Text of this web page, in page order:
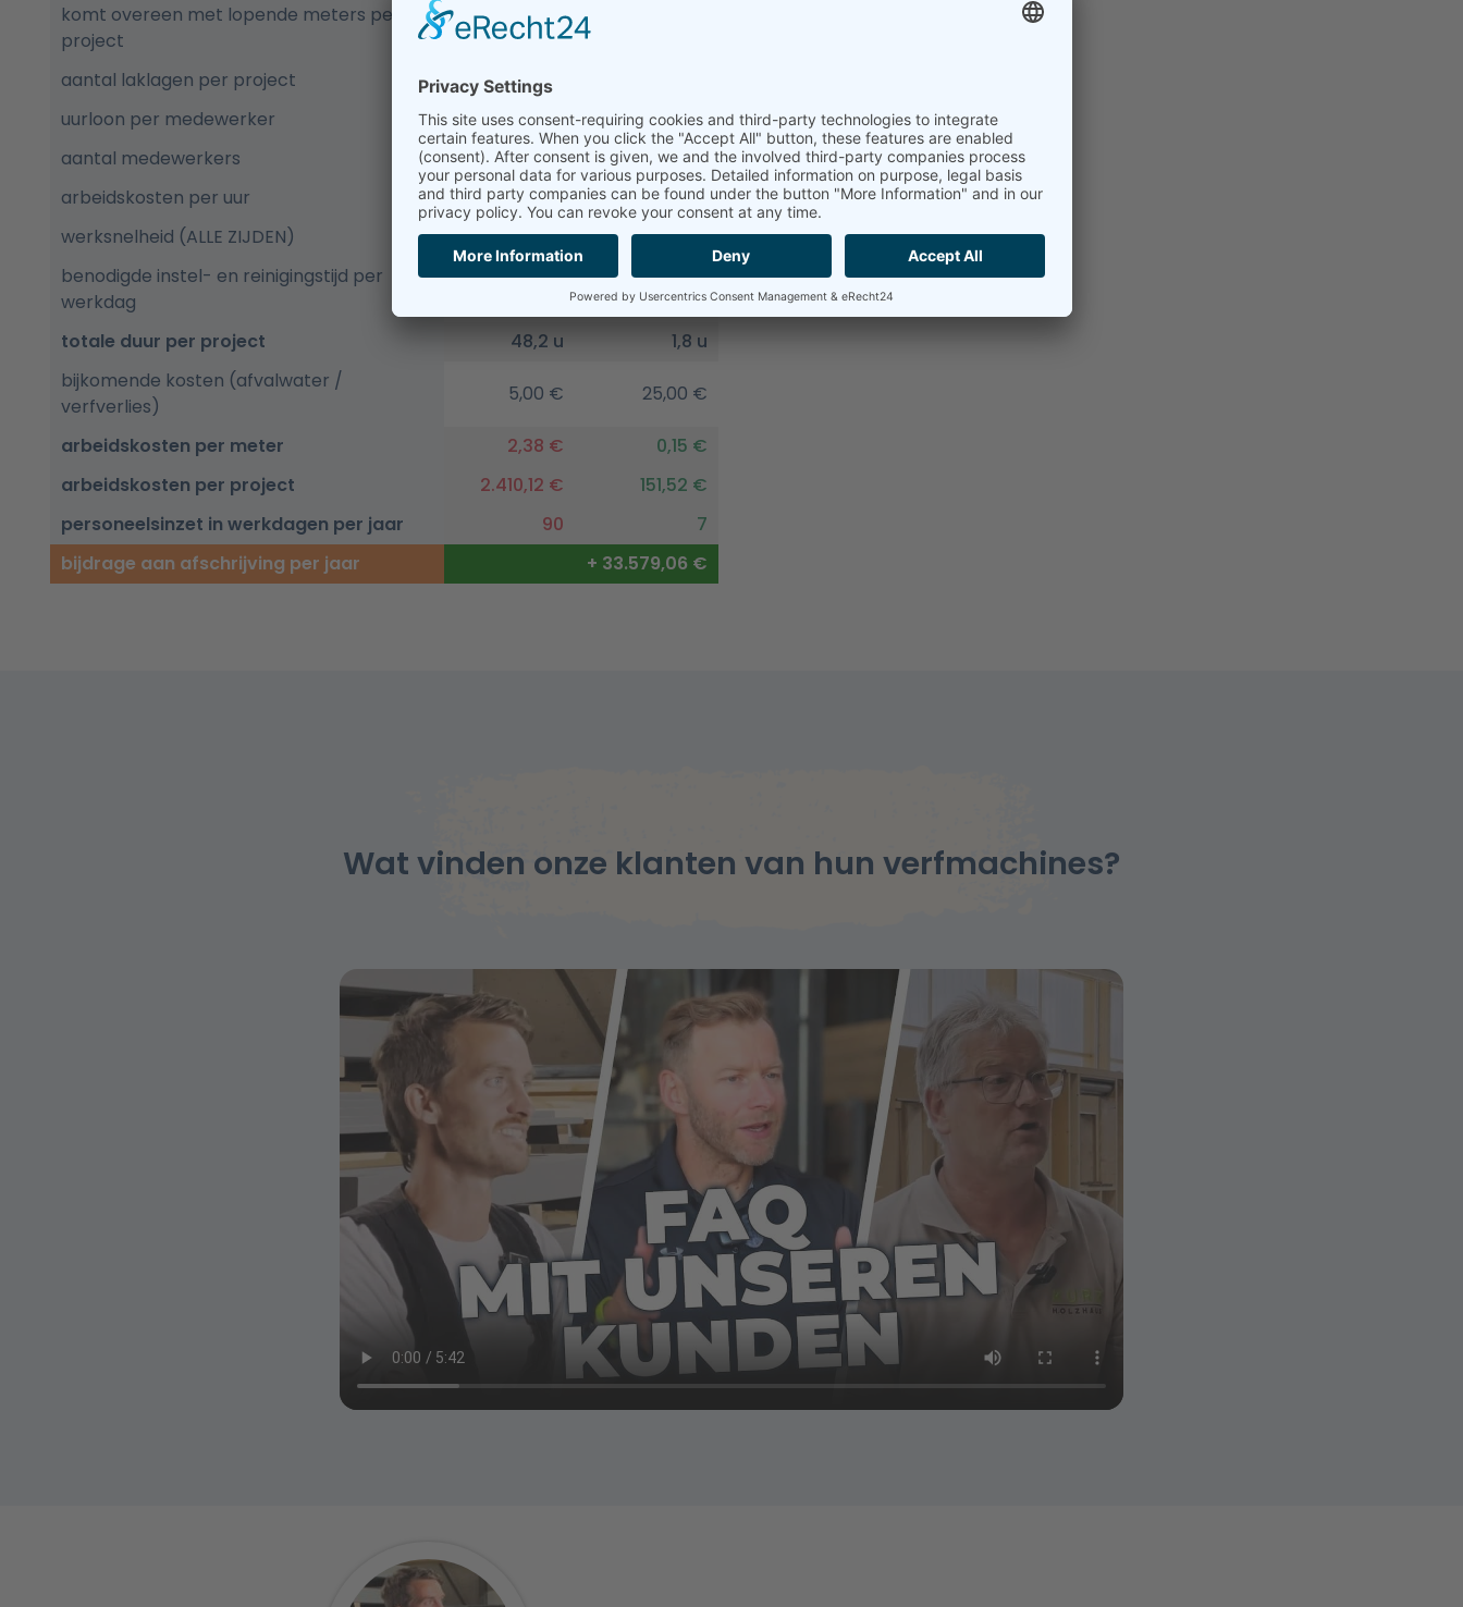
komt overeen met lopende meters per
project
1.000 lopende meter
aantal laklagen per project
uurloon per medewerker
50,00 €
aantal medewerkers
1
3
arbeidskosten per uur
50,00 €
150,00 €
werksnelheid (ALLE ZIJDEN)
0,7 m/min
33,0 m/min
benodigde instel- en reinigingstijd per
werkdag
50 min
totale duur per project 48,2 u
1,8 u
bijkomende kosten (afvalwater /
verfverlies)
5,00 € 25,00 €
arbeidskosten per meter 2,38 €
0,15 €
arbeidskosten per project
2.410,12 €
151,52 €
personeelsinzet in werkdagen per jaar
90
7
bijdrage aan afschrijving per jaar
+ 33.579,06 €
Wat vinden onze klanten van hun verfmachines?